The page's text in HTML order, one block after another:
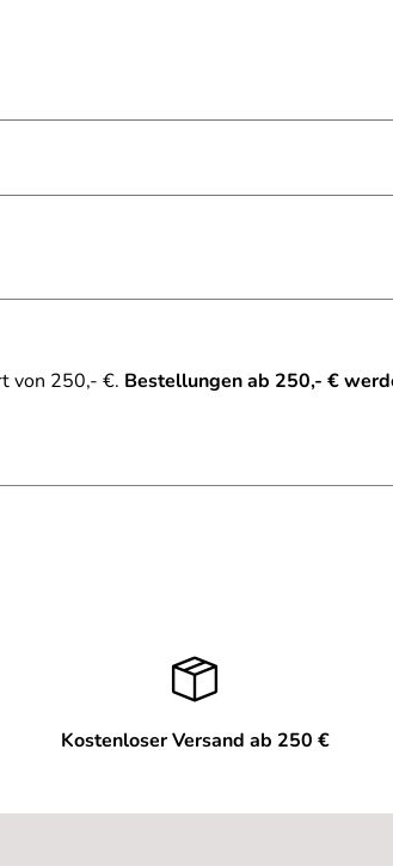
von 250,- €. Bestellungen ab 250,- €
Kostenloser Versand ab 250 €